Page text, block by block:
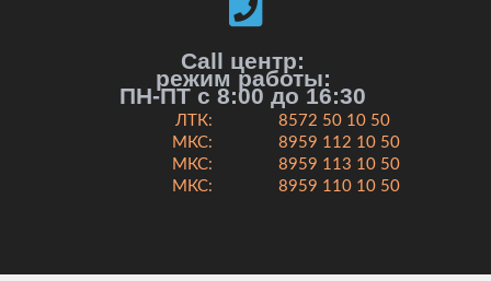
Call центр:
режим работы:
ПН-ПТ с 8:00 до 16:30
ЛТК:
МКС:
МКС:
МКС:
8572 50 10 50
8959 112 10 50
8959 113 10 50
8959 110 10 50